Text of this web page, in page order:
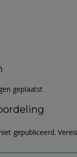
geplaatst
gepubliceerd.